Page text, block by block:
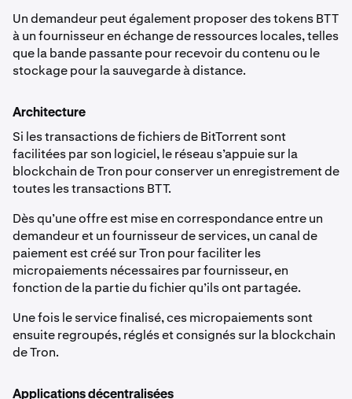
Un demandeur peut également proposer des tokens BTT
à un fournisseur en échange de ressources locales, telles
que la bande passante pour recevoir du contenu ou le
stockage pour la sauvegarde à distance.
Architecture
Si les transactions de fichiers de BitTorrent sont
facilitées par son logiciel, le réseau s’appuie sur la
blockchain de Tron pour conserver un enregistrement de
toutes les transactions BTT.
Dès qu’une offre est mise en correspondance entre un
demandeur et un fournisseur de services, un canal de
paiement est créé sur Tron pour faciliter les
micropaiements nécessaires par fournisseur, en
fonction de la partie du fichier qu’ils ont partagée.
Une fois le service finalisé, ces micropaiements sont
ensuite regroupés, réglés et consignés sur la blockchain
de Tron.
Applications décentralisées